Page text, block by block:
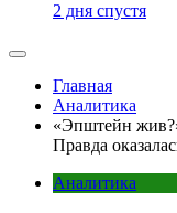
2 дня спустя
Главная
Аналитика
«Эпштейн
Правда
Аналитика